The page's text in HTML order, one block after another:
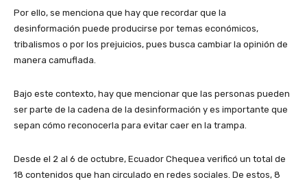
Por ello, se menciona que hay que recordar que la
desinformación puede producirse por temas económicos,
tribalismos o por los prejuicios, pues busca cambiar la opinión de
manera camuflada.
Bajo este contexto, hay que mencionar que las personas pueden
ser parte de la cadena de la desinformación y es importante que
sepan cómo reconocerla para evitar caer en la trampa.
Desde el 2 al 6 de octubre, Ecuador Chequea verificó un total de
18 contenidos que han circulado en redes sociales. De estos, 8